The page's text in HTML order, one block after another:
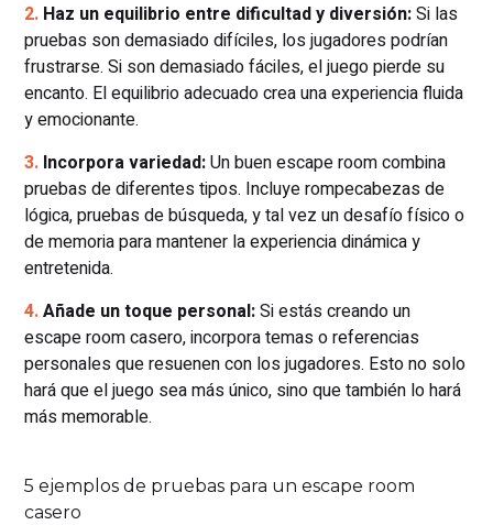
Haz un equilibrio entre dificultad y diversión:Si las
pruebas son demasiado difíciles, los jugadores podrían
frustrarse. Si son demasiado fáciles, el juego pierde su
encanto. El equilibrio adecuado crea una experiencia fluida
y emocionante.
Incorpora variedad:Un buen escape room combina
pruebas de diferentes tipos. Incluye rompecabezas de
lógica, pruebas de búsqueda, y tal vez un desafío físico o
de memoria para mantener la experiencia dinámica y
entretenida.
Añade un toque personal:Si estás creando un
escape room casero, incorpora temas o referencias
personales que resuenen con los jugadores. Esto no solo
hará que el juego sea más único, sino que también lo hará
más memorable.
5 ejemplos de pruebas para un escape room
casero